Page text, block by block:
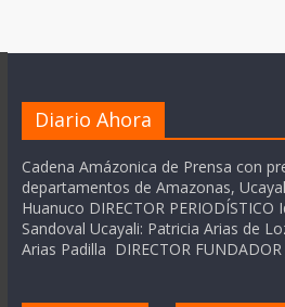
Diario Ahora
Cadena Amázonica de Prensa con
departamentos de Amazonas,
Huanuco DIRECTOR PERIODÍSTICO
Sandoval Ucayali: Patricia Arias de
Arias Padilla DIRECTOR